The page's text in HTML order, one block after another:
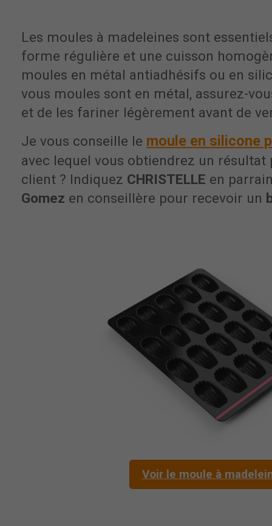
Les moules à madeleines sont
forme régulière et une cuisson
moules en métal antiadhésifs ou en
vous moules sont en métal, assurez-
et de les fariner légèrement avant de
Je vous conseille le moule en silicone
avec lequel vous obtiendrez un résultat
client ? Indiquez CHRISTELLE en
Gomez en conseillère pour recevoir un
Voir le moule à